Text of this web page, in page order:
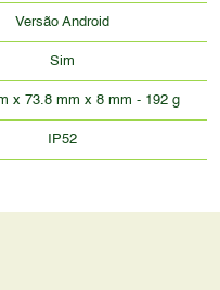
Versão Android
Sim
x 73.8 mm x 8 mm - 192 g
IP52